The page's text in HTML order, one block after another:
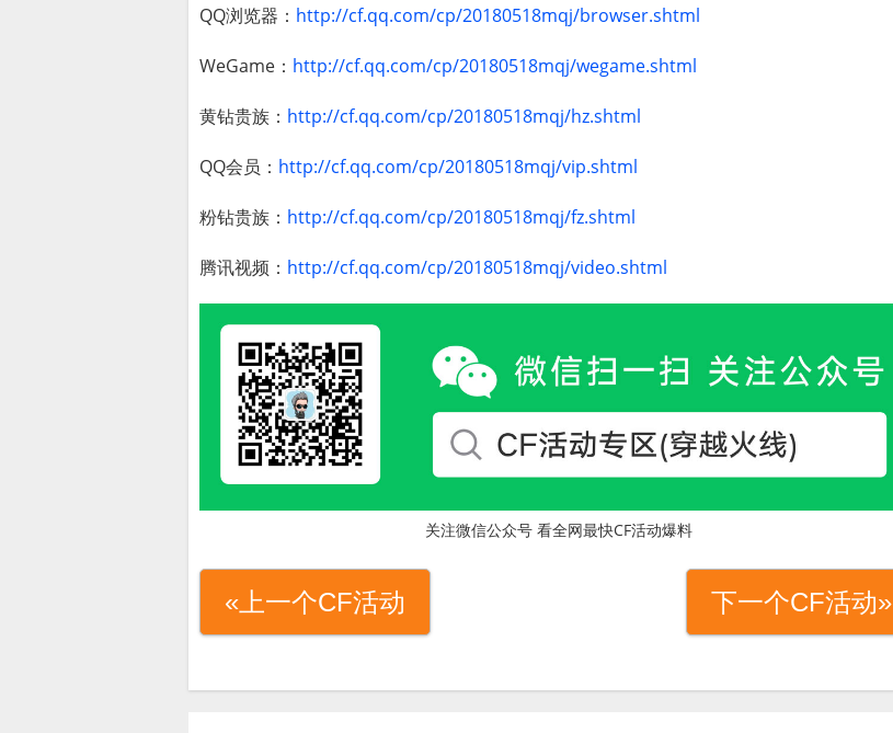
QQ浏览器： http://cf.qq.com/cp/20180518mqj/browser.shtml
WeGame： http://cf.qq.com/cp/20180518mqj/wegame.shtml
黄钻贵族： http://cf.qq.com/cp/20180518mqj/hz.shtml
QQ会员： http://cf.qq.com/cp/20180518mqj/vip.shtml
粉钻贵族： http://cf.qq.com/cp/20180518mqj/fz.shtml
腾讯视频： http://cf.qq.com/cp/20180518mqj/video.shtml
关注微信公众号 看全网最快CF活动爆料
«上一个CF活动 下一个CF活动»